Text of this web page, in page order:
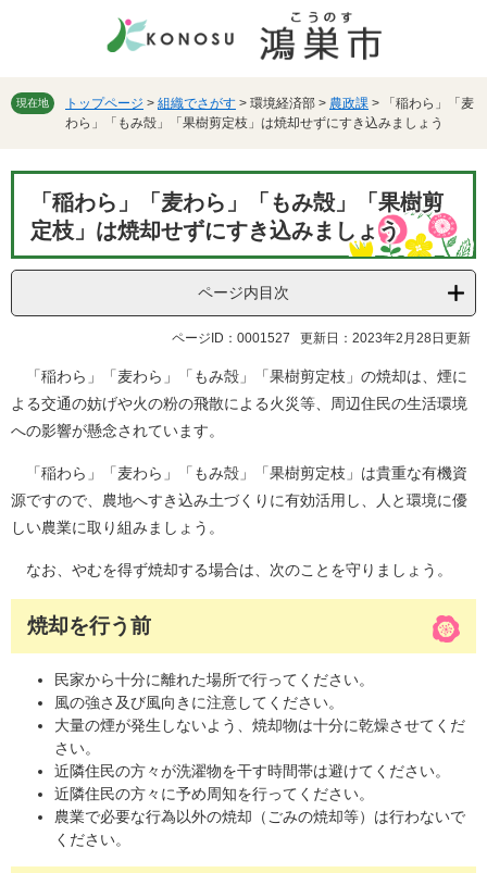
先
す。
を
し
へ
現在地 トップページ > 組織でさがす > 環境経済部 > 農政課 >
「稲わら」「麦
わら」「もみ殻」「果樹剪定枝」は焼却せずにすき込みましょう
「稲わら」「麦わら」「もみ殻」「果樹剪
定枝」は焼却せずにすき込みましょう
ページ内目次
ページID：0001527 更新日：2023年2月28日更新
「稲わら」「麦わら」「もみ殻」「果樹剪定枝」の焼却は、煙に
よる交通の妨げや火の粉の飛散による火災等、周辺住民の生活環境
への影響が懸念されています。
「稲わら」「麦わら」「もみ殻」「果樹剪定枝」は貴重な有機資
源ですので、農地へすき込み土づくりに有効活用し、人と環境に優
しい農業に取り組みましょう。
なお、やむを得ず焼却する場合は、次のことを守りましょう。
焼却を行う前
民家から十分に離れた場所で行ってください。
風の強さ及び風向きに注意してください。
大量の煙が発生しないよう、焼却物は十分に乾燥させてくだ
さい。
近隣住民の方々が洗濯物を干す時間帯は避けてください。
近隣住民の方々に予め周知を行ってください。
農業で必要な行為以外の焼却（ごみの焼却等）は行わないで
ください。